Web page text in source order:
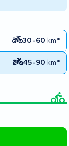
30-60 km*
45-90 km*